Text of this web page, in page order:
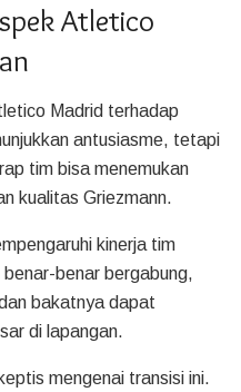
Atletico
Madrid terhadap
antusiasme, tetapi
tim bisa menemukan
kualitas Griezmann.
kinerja tim
benar bergabung,
bakatnya dapat
di lapangan.
mengenai transisi ini.